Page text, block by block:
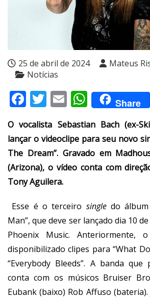
25 de abril de 2024
Mateus
Notícias
Facebook
Twitter
Email Share
O vocalista Sebastian Bach (ex-
lançar o videoclipe para seu novo
The Dream”. Gravado em
(Arizona), o vídeo conta com
Tony Aguilera.
Esse é o terceiro singledo álbum
Man”, que deve ser lançado dia 10
Phoenix Music. Anteriormente,
disponibilizado clipes para “What
“Everybody Bleeds”. A banda
conta com os músicos Bruiser
Eubank (baixo) Rob Affuso